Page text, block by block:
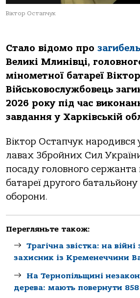
Віктор Остапчук
Стало відомо про загибель
Великі Млинівці,
мінометної батареї
Військовослужбовець
2026 року під час
завдання у Харківській
Віктор Остапчук народився
лавах Збройних Сил
посаду головного сержанта
батареї другого батальйону
оборони.
Перегляньте також:
Трагічна звістка: на війні
захисник із Кременеччини
На Тернопільщині
дерева: мають повернути